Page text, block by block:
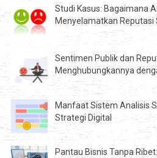
Studi Kasus: Bagaimana
Menyelamatkan Reputasi
Sentimen Publik dan
Menghubungkannya
Manfaat Sistem Analisis
Strategi Digital
Pantau Bisnis Tanpa